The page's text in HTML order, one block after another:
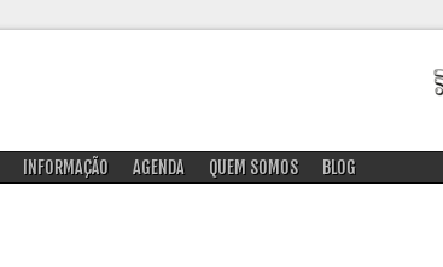
INFORMAÇÃO AGENDA QUEM SOMOS BLOG